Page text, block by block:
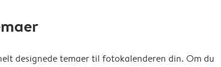
designede temaer til fotokalenderen din. Om du